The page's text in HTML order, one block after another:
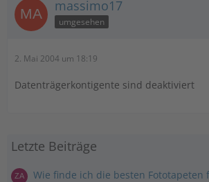
massimo17
umgesehen
2. Mai 2004 um 18:19
Datenträgerkontigente sind deaktiviert
Letzte Beiträge
Wie finde ich die besten Fototapeten